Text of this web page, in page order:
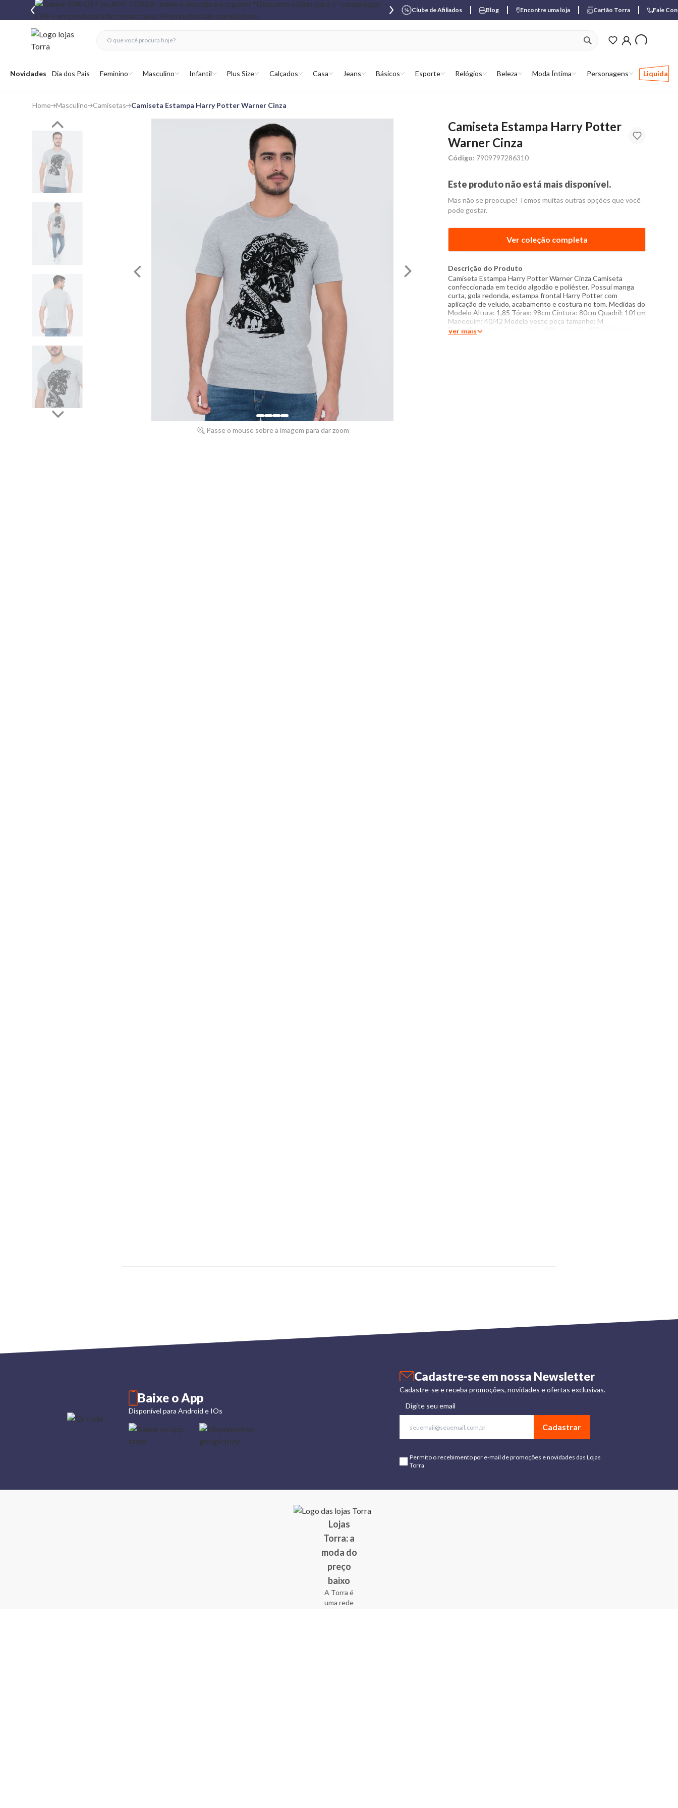
Clube de Afiliados Blog Encontre uma loja Cartão Torra Fale
Abrir menu
Novidades Dia dos Pais Feminino Masculino Infantil Plus Size Calçados Casa Jeans Básicos Esporte Relógios Beleza Moda Íntima Personagens Liquida
ver produtos
fechar menu
fechar menu
favoritos
Home Masculino Camisetas Camiseta Estampa Harry Potter Warner Cinza
Passe o mouse sobre a imagem para dar zoom
Camiseta Estampa Harry Potter
Warner Cinza
Código: 7909797286310
Este produto não está mais disponível.
Mas não se preocupe! Temos muitas outras opções que você
pode gostar.
Ver coleção completa
Descrição do Produto
Camiseta Estampa Harry Potter Warner Cinza Camiseta
confeccionada em tecido algodão e poliéster. Possui manga
curta, gola redonda, estampa frontal Harry Potter com
aplicação de veludo, acabamento e costura no tom. Medidas do
Modelo Altura: 1,85 Tórax: 98cm Cintura: 80cm Quadril: 101cm
Manequim: 40/42 Modelo veste peça tamanho: M
Especificações: - Composição: 88% algodão, 12% poliéster -
Ver mais
Cadastre-se em nossa Newsletter
Cadastre-se e receba promoções, novidades e ofertas exclusivas.
Digite seu email
Cadastrar
Permito o recebimento por e-mail de promoções e novidades das Lojas
Torra
Baixe o App
Disponível para Android e IOs
Lojas
Torra: a
moda do
preço
baixo
A Torra é
uma rede